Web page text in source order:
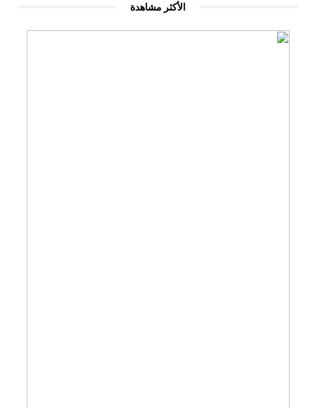
الأكثر مشاهدة